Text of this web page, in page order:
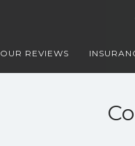
OUR REVIEWS